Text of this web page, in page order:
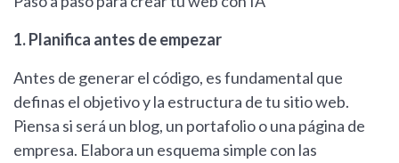
1. Planifica antes de empezar
Antes de generar el código, es fundamental que
definas el objetivo y la estructura de tu sitio web.
Piensa si será un blog, un portafolio o una página de
empresa. Elabora un esquema simple con las